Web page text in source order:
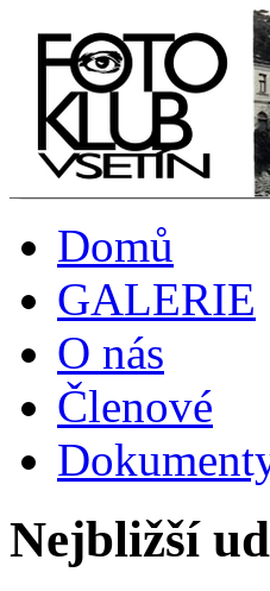
Domů
GALERIE
O nás
Členové
Nejbližší